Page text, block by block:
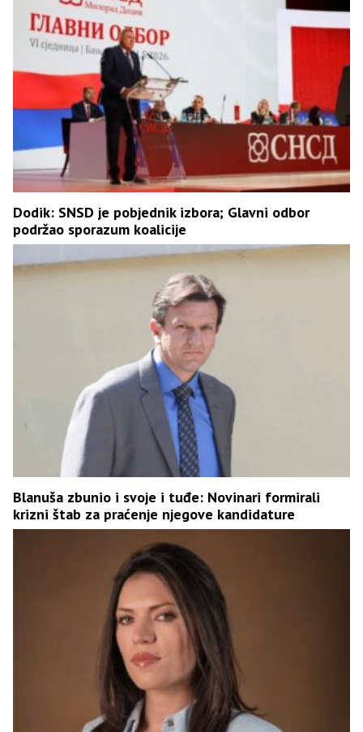
Dodik: SNSD je pobjednik izbora; Glavni odbor
podržao sporazum koalicije
Blanuša zbunio i svoje i tuđe: Novinari formirali
krizni štab za praćenje njegove kandidature